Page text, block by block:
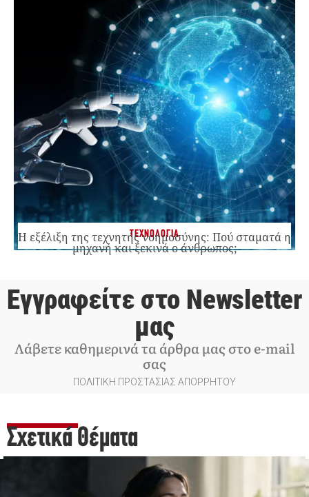
ΤΕΧΝΟΛΟΓΙΑ
Η εξέλιξη της τεχνητής νοημοσύνης: Πού σταματά η
μηχανή και ξεκινά ο άνθρωπος;
Εγγραφείτε στο Newsletter
μας
Λάβετε καθημερινά τα άρθρα μας στο e-mail
σας
ΠΟΛΙΤΙΚΗ ΠΡΟΣΤΑΣΙΑΣ ΑΠΟΡΡΗΤΟΥ
Σχετικά Θέματα